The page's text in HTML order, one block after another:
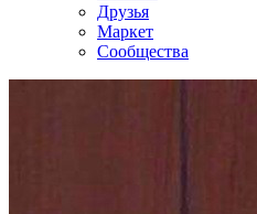
Друзья
Маркет
Сообщества